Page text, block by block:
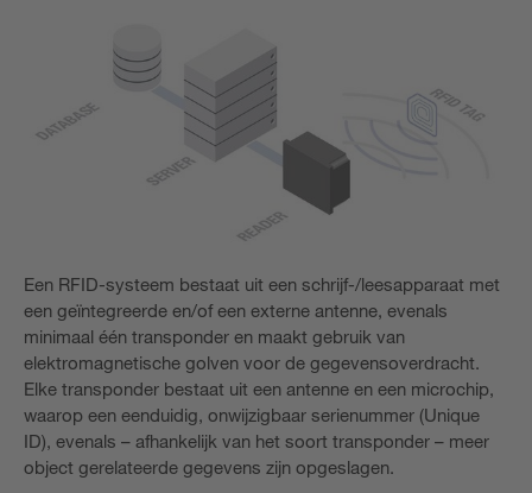
Een RFID-systeem bestaat uit een schrijf-/leesapparaat met
een geïntegreerde en/of een externe antenne, evenals
minimaal één transponder en maakt gebruik van
elektromagnetische golven voor de gegevensoverdracht.
Elke transponder bestaat uit een antenne en een microchip,
waarop een eenduidig, onwijzigbaar serienummer (Unique
ID), evenals – afhankelijk van het soort transponder – meer
object gerelateerde gegevens zijn opgeslagen.